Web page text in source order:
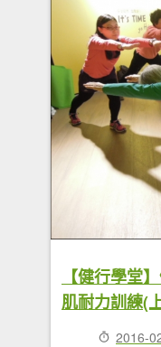
【健行學堂
肌耐力訓練(
2016-